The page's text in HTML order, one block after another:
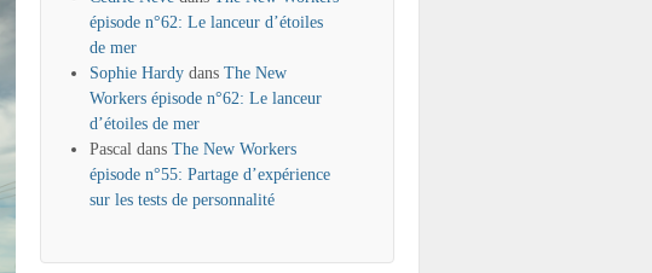
épisode n°62: Le lanceur d’étoiles
de mer
Sophie Hardy dansThe New
Workers épisode n°62: Le lanceur
d’étoiles de mer
Pascal dansThe New Workers
épisode n°55: Partage d’expérience
sur les tests de personnalité